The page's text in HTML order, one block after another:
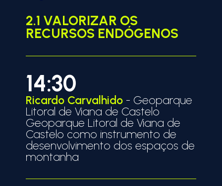
2.1 VALORIZAR OS
RECURSOS ENDÓGENOS
14:30
Ricardo Carvalhido - Geoparque
Litoral de Viana de Castelo
Geoparque Litoral de Viana de
Castelo como instrumento de
desenvolvimento dos espaços de
montanha